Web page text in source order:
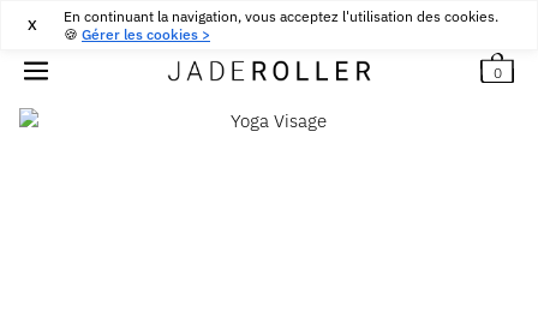
En continuant la navigation, vous acceptez l'utilisation des cookies.
🍪 Gérer les cookies >
X LIVRAISON OFFERTE DÈS30€D'ACHAT
0